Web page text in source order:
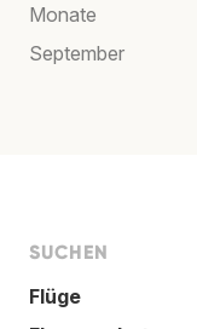
Monate
September
SUCHEN
Flüge